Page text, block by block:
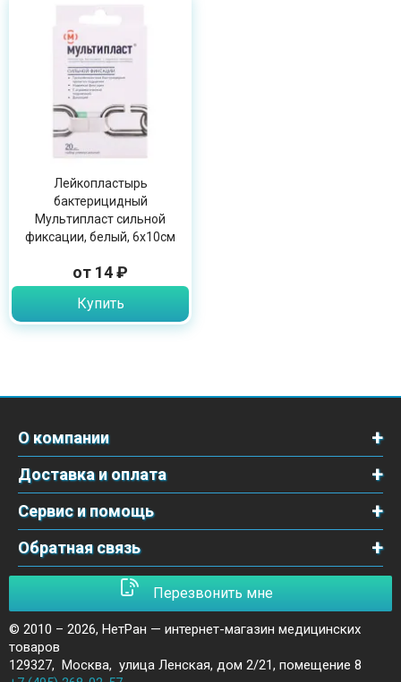
Лейкопластырь
бактерицидный
Мультипласт сильной
фиксации, белый, 6х10см
от 14 ₽
Купить
О компании
Доставка и оплата
Сервис и помощь
Обратная связь
Перезвонить мне
© 2010 – 2026, НетРан — интернет-магазин медицинских
товаров
129327, Москва, улица Ленская, дом 2/21, помещение 8